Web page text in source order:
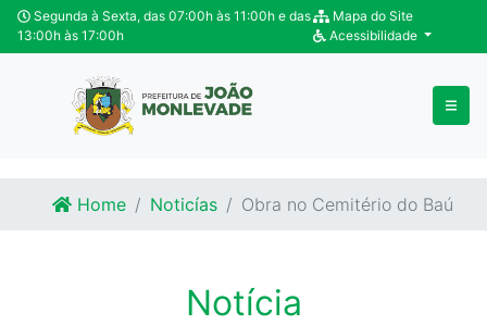
Ir para o conteúdo
Ir para o fim do conteúdo
Segunda à Sexta, das 07:00h às 11:00h e das
13:00h às 17:00h
Mapa do Site
Acessibilidade
Home Noticías Obra no Cemitério do Baú
Notícia